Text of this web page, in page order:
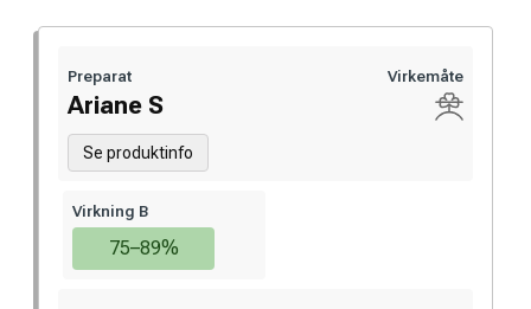
Preparat
Ariane S
Se produktinfo
Virkemåte
Virkning B
75–89%